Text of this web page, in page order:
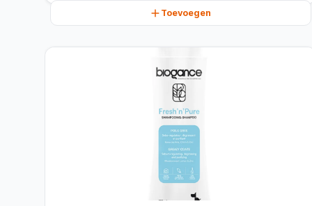
Toevoegen